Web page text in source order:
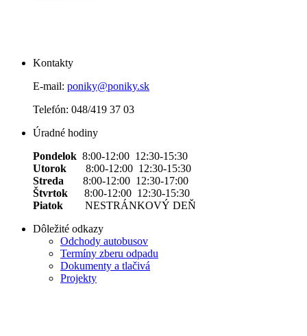
Kontakty
E-mail: poniky@poniky.sk
Telefón: 048/419 37 03
Úradné hodiny
Pondelok 8:00-12:00 12:30-15:30
Utorok 8:00-12:00 12:30-15:30
Streda 8:00-12:00 12:30-17:00
Štvrtok
8:00-12:00 12:30-15:30
Piatok NESTRÁNKOVÝ DEŇ
Dôležité odkazy
Odchody autobusov
Termíny zberu odpadu
Dokumenty a tlačivá
Projekty